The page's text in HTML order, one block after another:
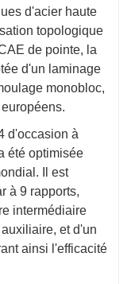
d'acier haute
topologique
de pointe, la
d'un laminage
monobloc,
d'occasion à
été optimisée
Il est
à 9 rapports,
intermédiaire
et d'un
ainsi l'efficacité